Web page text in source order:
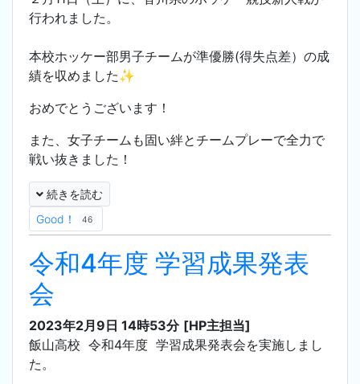
行われました。
本校ホッケー部男子チームが準優勝(得失点差）の成
績を収めました✨
おめでとうございます！
また、女子チームも固い絆とチームプレーで全力で
戦い抜きました！
続きを読む
Good！
46
令和4年度 学習成果発表
会
2023年2月9日 14時53分 [HP主担当]
飯山高校 令和4年度 学習成果発表会を実施しまし
た。